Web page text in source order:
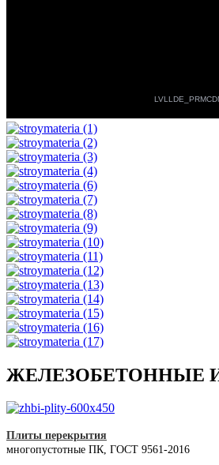
ЖЕЛЕЗОБЕТОННЫЕ
Плиты перекрытия
многопустотные ПК, ГОСТ 9561-2016